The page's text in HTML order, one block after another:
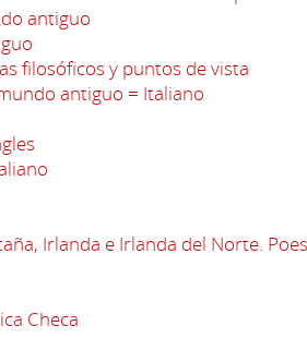
antiguo
filosóficos y puntos de vista
antiguo = Italiano
Irlanda e Irlanda del Norte.
Checa